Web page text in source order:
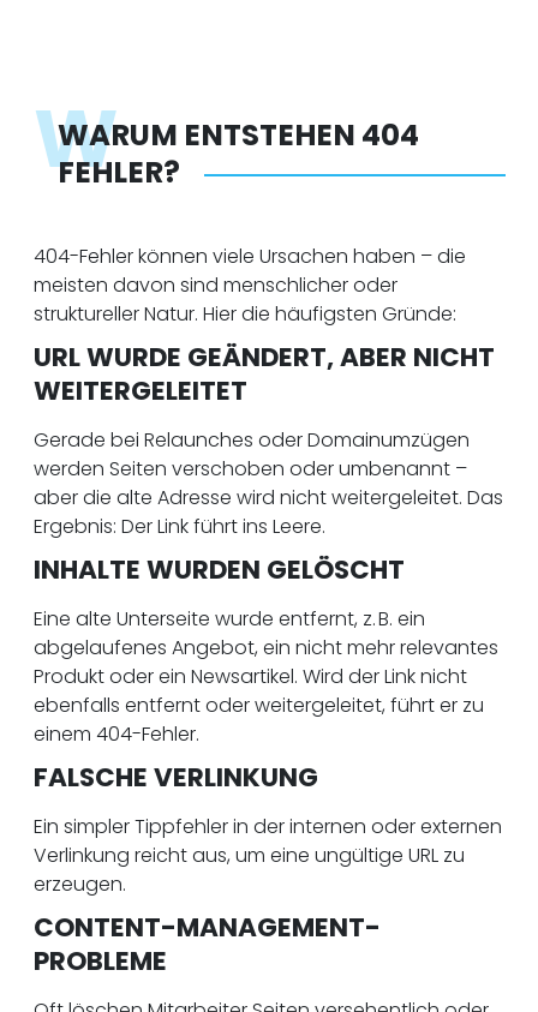
W
WARUM ENTSTEHEN 404
FEHLER?
404-Fehler können viele Ursachen haben – die
meisten davon sind menschlicher oder
struktureller Natur. Hier die häufigsten Gründe:
URL WURDE GEÄNDERT, ABER NICHT
WEITERGELEITET
Gerade bei Relaunches oder Domainumzügen
werden Seiten verschoben oder umbenannt –
aber die alte Adresse wird nicht weitergeleitet. Das
Ergebnis: Der Link führt ins Leere.
INHALTE WURDEN GELÖSCHT
Eine alte Unterseite wurde entfernt, z. B. ein
abgelaufenes Angebot, ein nicht mehr relevantes
Produkt oder ein Newsartikel. Wird der Link nicht
ebenfalls entfernt oder weitergeleitet, führt er zu
einem 404-Fehler.
FALSCHE VERLINKUNG
Ein simpler Tippfehler in der internen oder externen
Verlinkung reicht aus, um eine ungültige URL zu
erzeugen.
CONTENT-MANAGEMENT-
PROBLEME